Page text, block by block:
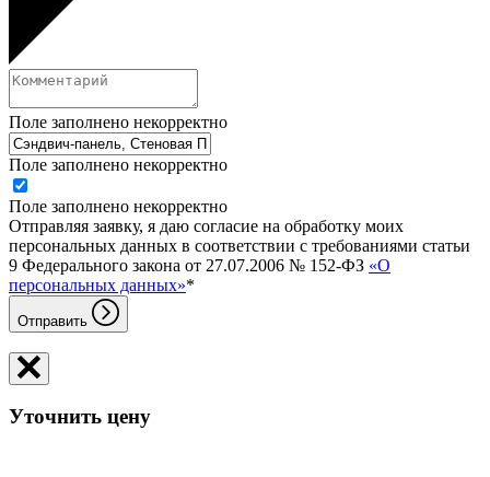
Поле заполнено некорректно
Поле заполнено некорректно
Поле заполнено некорректно
Отправляя заявку, я даю согласие на обработку моих
персональных данных в соответствии с требованиями статьи
9 Федерального закона от 27.07.2006 № 152-ФЗ «О
персональных данных»*
Отправить
Уточнить цену